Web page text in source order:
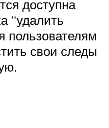
доступна
“удалить
свои следы